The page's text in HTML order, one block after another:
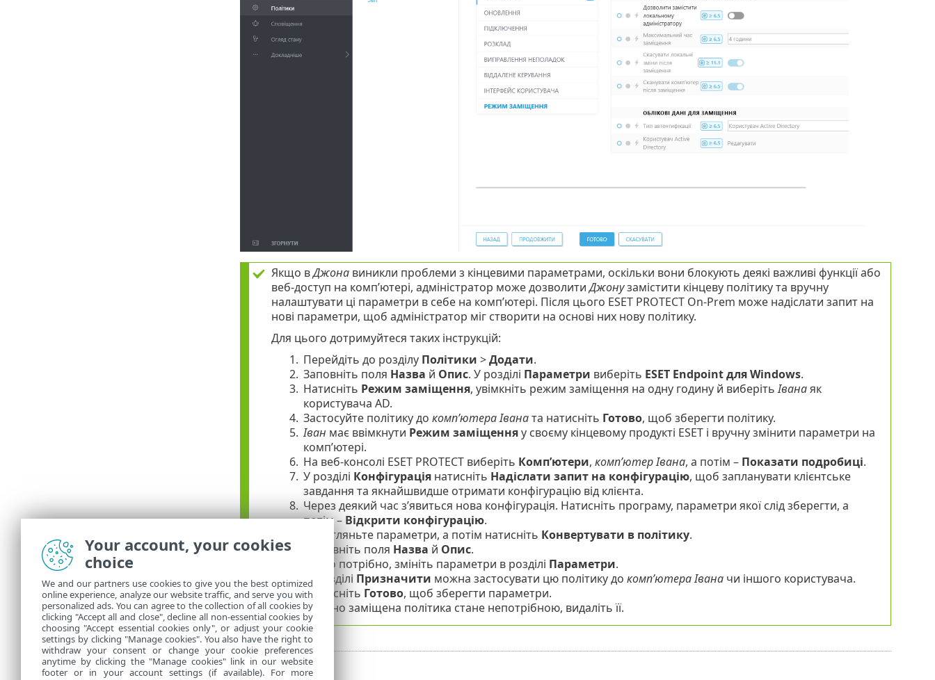
Якщо вДжонавиникли проблеми з кінцевими параметрами, оскільки вони блокують деякі важливі функції або
веб-доступ на комп’ютері, адміністратор може дозволитиДжонузамістити кінцеву політику та вручну
налаштувати ці параметри в себе на комп’ютері. Після цього ESET PROTECT On-Prem може надіслати запит на
нові параметри, щоб адміністратор міг створити на основі них нову політику.
Для цього дотримуйтеся таких інструкцій:
1. Перейдіть до розділу Політики >Додати.
2. Заповніть поля Назва й Опис. У розділі Параметри виберіть ESET Endpoint для Windows.
3. Натисніть Режим заміщення, увімкніть режим заміщення на одну годину й виберітьІванаяк
користувача AD.
4. Застосуйте політику до комп’ютера Іваната натисніть Готово, щоб зберегти політику.
5. Іван має ввімкнути Режим заміщенняу своєму кінцевому продукті ESET і вручну змінити параметри на
комп’ютері.
6. На веб-консолі ESET PROTECT виберіть Комп’ютери, комп’ютер Івана, а потім – Показати подробиці.
7. У розділі Конфігураціянатисніть Надіслати запит на конфігурацію, щоб запланувати клієнтське
завдання та якнайшвидше отримати конфігурацію від клієнта.
8. Через деякий час з’явиться нова конфігурація. Натисніть програму, параметри якої слід зберегти, а
потім – Відкрити конфігурацію.
Перегляньте параметри, а потім натисніть Конвертувати в політику.
10.
Заповніть поля Назва й Опис.
Якщо потрібно, змініть параметри в розділі Параметри.
12.У розділі Призначити можна застосувати цю політику до комп’ютера Іваначи іншого користувача.
13.Натисніть Готово, щоб зберегти параметри.
14.Щойно заміщена політика стане непотрібною, видаліть її.
Your account, your cookies
choice
We and our partners use cookies to give you the best optimized
online experience, analyze our website traffic, and serve you with
personalized ads. You can agree to the collection of all cookies by
clicking "Accept all and close", decline all non-essential cookies by
choosing "Accept essential cookies only", or adjust your cookie
settings by clicking "Manage cookies". You also have the right to
withdraw your consent or change your cookie preferences
anytime by clicking the "Manage cookies" link in our website
footer or in your account settings (if available). For more